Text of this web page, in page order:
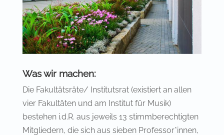
Was wir machen:
Die Fakultätsräte/ Institutsrat (existiert an allen
vier Fakultäten und am Institut für Musik)
bestehen i.d.R. aus jeweils 13 stimmberechtigten
Mitgliedern, die sich aus sieben Professor*innen,